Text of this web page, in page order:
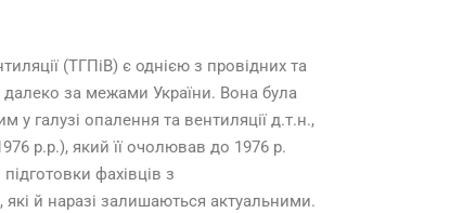
(ТГПіВ) є однією з провідних та
далеко за межами України. Вона була
у галузі опалення та вентиляції д.т.н.,
р.р.), який її очолював до 1976 р.
фахівців з
які й наразі залишаються актуальними.